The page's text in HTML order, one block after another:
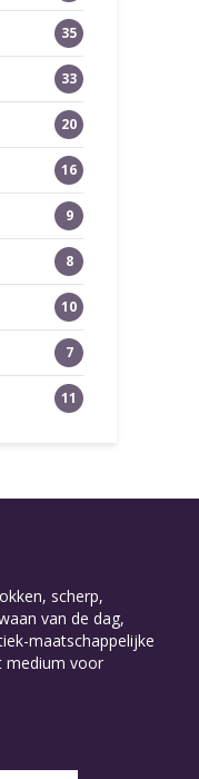
35
33
20
16
9
8
10
7
11
scherp,
van de dag,
maatschappelijke
medium voor